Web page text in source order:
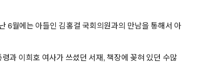
6월에는 아들인 김홍걸 국회의원과의 만남을 통해서 아
과 이희호 여사가 쓰셨던 서재, 책장에 꽂혀 있던 수많